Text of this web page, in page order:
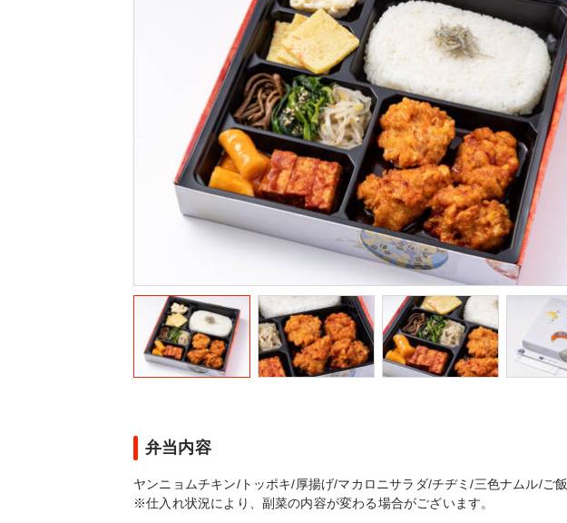
弁当内容
ヤンニョムチキン/トッポキ/厚揚げ/マカロニサラダ/チヂミ/三色ナムル/ご
※仕入れ状況により、副菜の内容が変わる場合がございます。